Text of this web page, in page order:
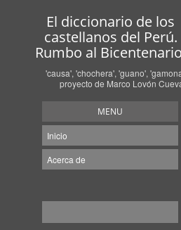
El diccionario de los
castellanos del Perú.
Rumbo al
'causa', 'chochera', 'guano',
proyecto de Marco Lovón
MENU
Inicio
Acerca de